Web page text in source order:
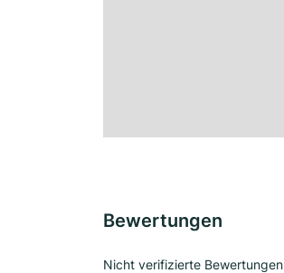
Bewertungen
Nicht verifizierte Bewertungen